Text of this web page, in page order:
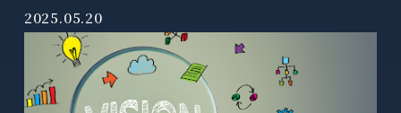
2025.05.20